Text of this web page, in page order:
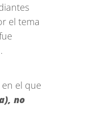
el tema
el que
no